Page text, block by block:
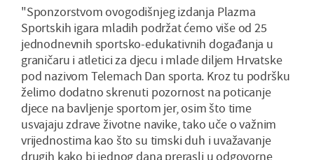
"Sponzorstvom ovogodišnjeg izdanja Plazma
Sportskih igara mladih podržat ćemo više od 25
jednodnevnih sportsko-edukativnih događanja u
graničaru i atletici za djecu i mlade diljem Hrvatske
pod nazivom Telemach Dan sporta. Kroz tu podršku
želimo dodatno skrenuti pozornost na poticanje
djece na bavljenje sportom jer, osim što time
usvajaju zdrave životne navike, tako uče o važnim
vrijednostima kao što su timski duh i uvažavanje
drugih kako bi jednog dana prerasli u odgovorne